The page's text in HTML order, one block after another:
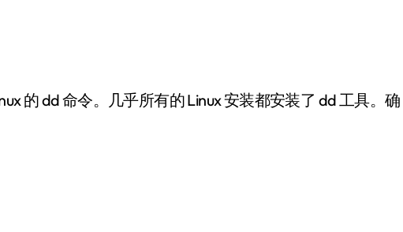
的 dd 命令。几乎所有的 Linux 安装都安装了 dd 工具。确